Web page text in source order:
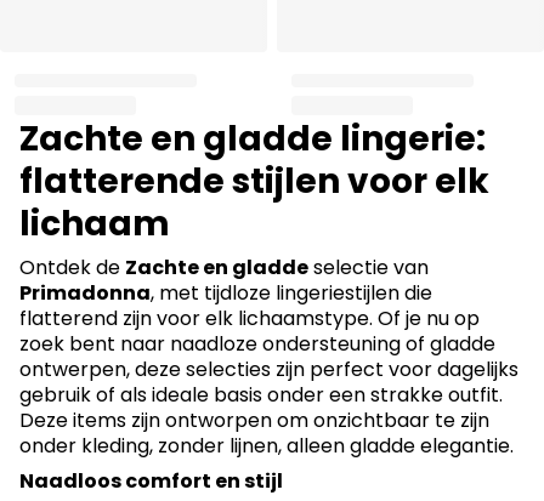
Zachte en gladde lingerie:
flatterende stijlen voor elk
lichaam
Ontdek de Zachte en gladdeselectie van
Primadonna, met tijdloze lingeriestijlen die
flatterend zijn voor elk lichaamstype. Of je nu op
zoek bent naar naadloze ondersteuning of gladde
ontwerpen, deze selecties zijn perfect voor dagelijks
gebruik of als ideale basis onder een strakke outfit.
Deze items zijn ontworpen om onzichtbaar te zijn
onder kleding, zonder lijnen, alleen gladde elegantie.
Naadloos comfort en stijl